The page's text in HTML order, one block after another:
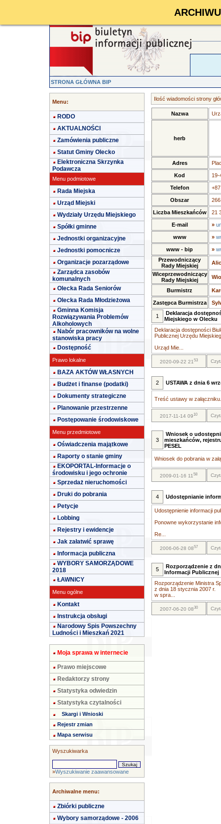
STRONA GŁÓWNA BIP
Menu:
RODO
AKTUALNOŚCI
Zamówienia publiczne
Statut Gminy Olecko
Elektroniczna Skrzynka
Podawcza
Menu podmiotowe
Rada Miejska
Urząd Miejski
Wydziały Urzędu Miejskiego
Spółki gminne
Jednostki organizacyjne
Jednostki pomocnicze
Organizacje pozarządowe
Zarządca zasobów
komunalnych
Olecka Rada Seniorów
Olecka Rada Młodzieżowa
Gminna Komisja
Rozwiązywania Problemów
Alkoholowych
Nabór pracowników na wolne
stanowiska pracy
Dostępność
Prawo lokalne
BAZA AKTÓW WŁASNYCH
Budżet i finanse (podatki)
Dokumenty strategiczne
Planowanie przestrzenne
Postępowanie środowiskowe
Menu przedmiotowe
Oświadczenia majątkowe
Raporty o stanie gminy
EKOPORTAL-Informacje o
środowisku i jego ochronie
Sprzedaż nieruchomości
Druki do pobrania
Petycje
Lobbing
Rejestry i ewidencje
Jak załatwić sprawę
Informacja publiczna
WYBORY SAMORZĄDOWE
2018
ŁAWNICY
Menu ogólne
Kontakt
Instrukcja obsługi
Narodowy Spis Powszechny
Ludności i Mieszkań 2021
Moja sprawa w internecie
Prawo miejscowe
Redaktorzy strony
Statystyka odwiedzin
Statystyka czytalności
Skargi i Wnioski
Rejestr zmian
Mapa serwisu
Wyszukiwarka
»Wyszukiwanie zaawansowane
Archiwalne menu:
Zbiórki publiczne
Wybory samorządowe - 2006
Ilość wiadomości strony
Nazwa
herb
Adres
Kod 19-
Telefon
Obszar
Liczba Mieszkańców 21
E-mail »
www »
www - bip »
Przewodniczący
Rady Miejskiej
Wiceprzewodniczący
Rady Miejskiej
Burmistrz
Zastępca Burmistrza
1
Deklaracja
Miejskiego w Olecku
Deklaracja dostępności
Publicznej Urzędu
Urząd Mie...
2020-09-22 2153
2 USTAWA z dnia 6
Treść ustawy w
2017-11-14 0910
3
Wniosek o
mieszkańców,
PESEL
Wniosek do pobrania w
2009-01-16 1158
4 Udostępnianie
Udostępnienie informacji
Ponowne wykorzystanie
Re...
2006-06-28 0857
5
Rozporządzenie z
Informacji Publicznej
Rozporządzenie Ministra
z dnia 18 stycznia 2007 r.
w spra...
2007-06-20 0830